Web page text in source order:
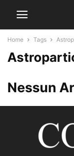
Home Tags
Nessun